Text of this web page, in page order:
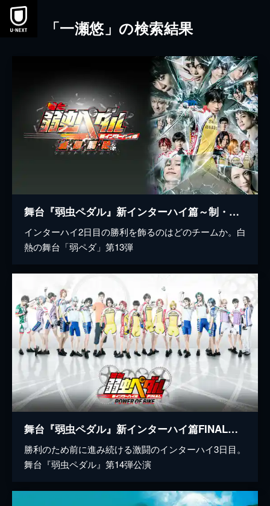
本文へスキップ
「一瀬悠」の検索結果
舞台『弱虫ペダル』新インターハイ篇～制・限・解・除（リミットブレイカー）～
インターハイ2日目の勝利を飾るのはどのチームか。白
熱の舞台「弱ペダ」第13弾
舞台『弱虫ペダル』新インターハイ篇FINAL～POWER OF BIKE～
勝利のため前に進み続ける激闘のインターハイ3日目。
舞台『弱虫ペダル』第14弾公演